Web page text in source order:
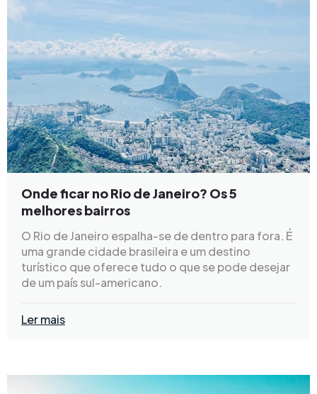
Onde ficar no Rio de Janeiro? Os 5
melhores bairros
O Rio de Janeiro espalha-se de dentro para fora. É
uma grande cidade brasileira e um destino
turístico que oferece tudo o que se pode desejar
de um país sul-americano.
Ler mais